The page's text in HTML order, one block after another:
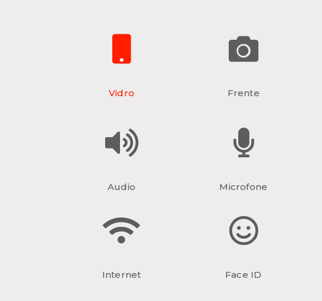
Vidro
Audio
Internet
Frente
Microfone
Face ID